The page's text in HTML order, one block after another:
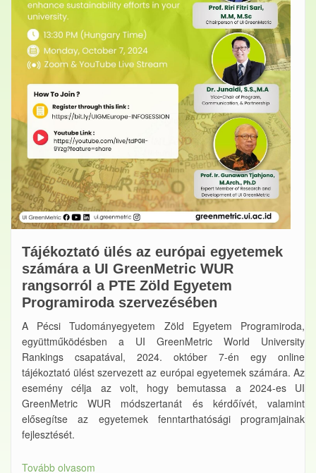
Tájékoztató ülés az európai egyetemek
számára a UI GreenMetric WUR
rangsorról a PTE Zöld Egyetem
Programiroda szervezésében
A Pécsi Tudományegyetem Zöld Egyetem Programiroda,
együttműködésben a UI GreenMetric World University
Rankings csapatával, 2024. október 7-én egy online
tájékoztató ülést szervezett az európai egyetemek számára. Az
esemény célja az volt, hogy bemutassa a 2024-es UI
GreenMetric WUR módszertanát és kérdőívét, valamint
elősegítse az egyetemek fenntarthatósági programjainak
fejlesztését.
Tovább olvasom